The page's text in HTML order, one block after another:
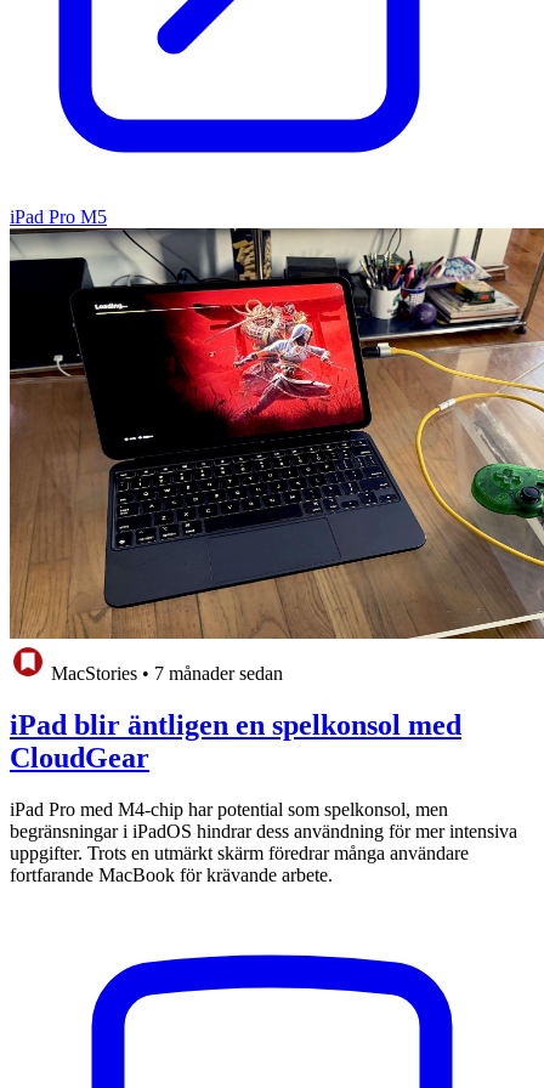
iPad Pro M5
MacStories • 7 månader sedan
iPad blir äntligen en spelkonsol med
CloudGear
iPad Pro med M4-chip har potential som spelkonsol, men
begränsningar i iPadOS hindrar dess användning för mer intensiva
uppgifter. Trots en utmärkt skärm föredrar många användare
fortfarande MacBook för krävande arbete.